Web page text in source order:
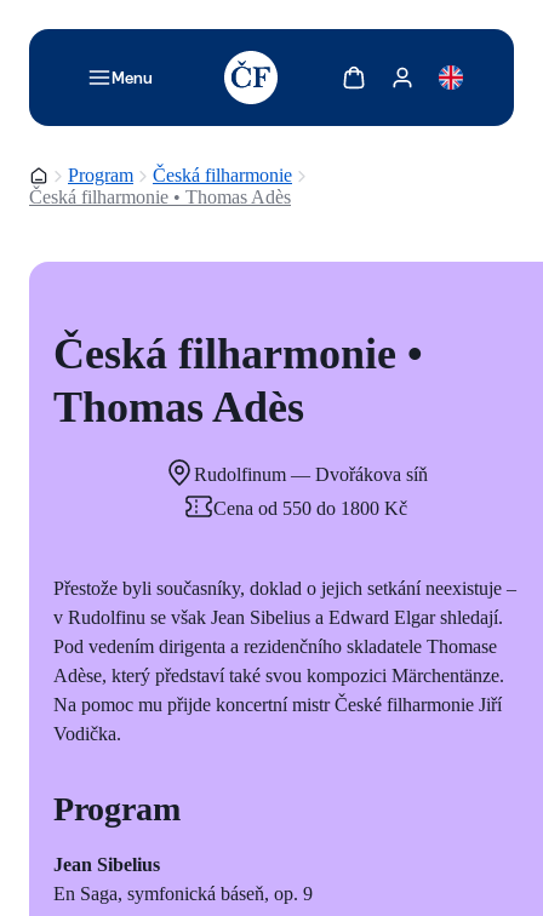
Menu
TODO: Add description for reader
Zobrazit košíkZobrazit můj účet
Domovská stránka
Program
Česká filharmonie
Česká filharmonie • Thomas Adès
Česká filharmonie •
Thomas Adès
Rudolfinum — Dvořákova síň
Cena od 550 do 1800 Kč
Přestože byli současníky, doklad o jejich setkání neexistuje –
v Rudolfinu se však Jean Sibelius a Edward Elgar shledají.
Pod vedením dirigenta a rezidenčního skladatele Thomase
Adèse, který představí také svou kompozici Märchentänze.
Na pomoc mu přijde koncertní mistr České filharmonie Jiří
Vodička.
Program
Jean Sibelius
En Saga, symfonická báseň, op. 9